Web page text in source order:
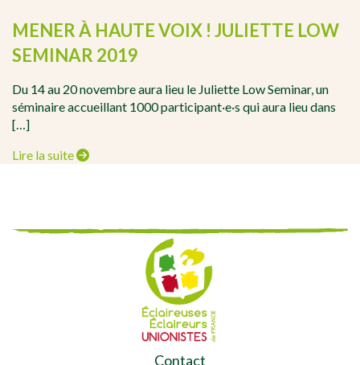
MENER À HAUTE VOIX ! JULIETTE LOW
SEMINAR 2019
Du 14 au 20 novembre aura lieu le Juliette Low Seminar, un
séminaire accueillant 1000 participant·e·s qui aura lieu dans
[…]
Lire la suite
Contact